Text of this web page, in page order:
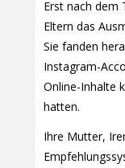
Erst nach dem
Eltern das
Sie fanden
Instagram-
Online-Inhalte
hatten.
Ihre Mutter,